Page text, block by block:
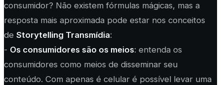
consumidor? Não existem fórmulas mágicas, mas a
resposta mais aproximada pode estar nos conceitos
de Storytelling Transmídia:
- Os consumidores são os meios: entenda os
consumidores como meios de disseminar seu
conteúdo. Com apenas é celular é possível levar uma